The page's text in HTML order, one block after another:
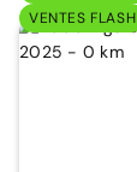
VENTES FLASH